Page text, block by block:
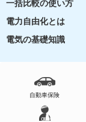
一括比較の使い方
電力自由化とは
電気の基礎知識
自動車保険